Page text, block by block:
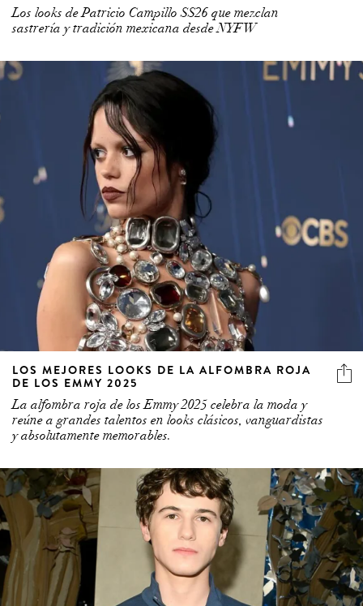
Los looks de Patricio Campillo SS26 que mezclan
sastrería y tradición mexicana desde NYFW
LOS MEJORES LOOKS DE LA ALFOMBRA ROJA
DE LOS EMMY 2025
La alfombra roja de los Emmy 2025 celebra la moda y
reúne a grandes talentos en looks clásicos, vanguardistas
y absolutamente memorables.